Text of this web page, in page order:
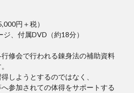
円＋税）
、付属DVD（約18分）
修会で行われる錬身法の補助資料
しようとするのではなく、
参加されての体得をサポートする